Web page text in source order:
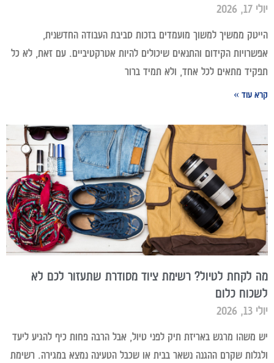
יולי 17, 2026
הייטק ממשיך למשוך מועמדים בזכות סביבת העבודה החדשנית,
אפשרויות הקידום והתנאים שיכולים להיות אטרקטיביים. עם זאת, לא כל
תפקיד מתאים לכל אחד, ולא תמיד ברור
קרא עוד »
מה לקחת לטיול? רשימת ציוד מסודרת שתעזור לכם לא
לשכוח כלום
יולי 13, 2026
יש משהו מרגש באריזת תיק לפני טיול, אבל הרבה פחות כיף להגיע ליעד
ולגלות שקרם ההגנה נשאר בבית או שכבל הטעינה נמצא במגירה. רשימת